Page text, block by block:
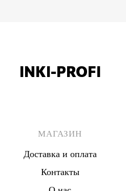
INKI-PROFI
МАГАЗИН
Доставка и оплата
Контакты